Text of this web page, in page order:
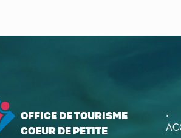
OFFICE DE TOURISME
COEUR DE PETITE